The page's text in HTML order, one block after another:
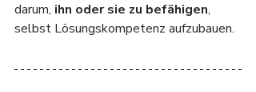
darum, ihn oder sie zu befähigen,
selbst Lösungskompetenz aufzubauen.